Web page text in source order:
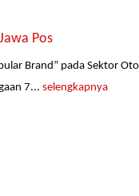
Pos
Brand” pada Sektor
7... selengkapnya